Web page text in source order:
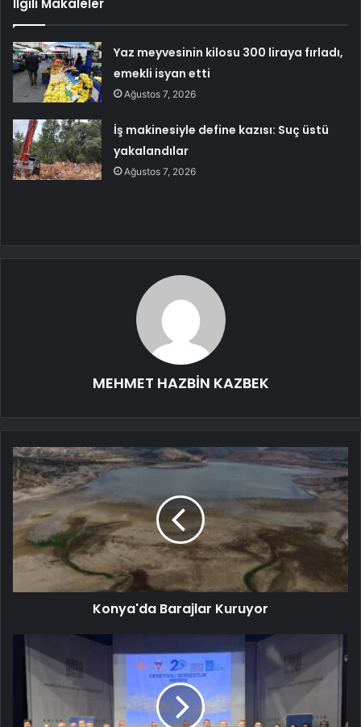
İlgili Makaleler
Yaz meyvesinin kilosu 300 liraya fırladı,
emekli isyan etti
Ağustos 7, 2026
İş makinesiyle define kazısı: Suç üstü
yakalandılar
Ağustos 7, 2026
MEHMET HAZBİN KAZBEK
Konya'da Barajlar Kuruyor